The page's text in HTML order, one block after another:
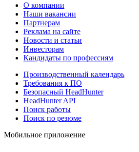
О компании
Наши вакансии
Партнерам
Реклама на сайте
Новости и статьи
Инвесторам
Кандидаты по профессиям
Производственный календарь
Требования к ПО
Безопасный HeadHunter
HeadHunter API
Поиск работы
Поиск по резюме
Мобильное приложение